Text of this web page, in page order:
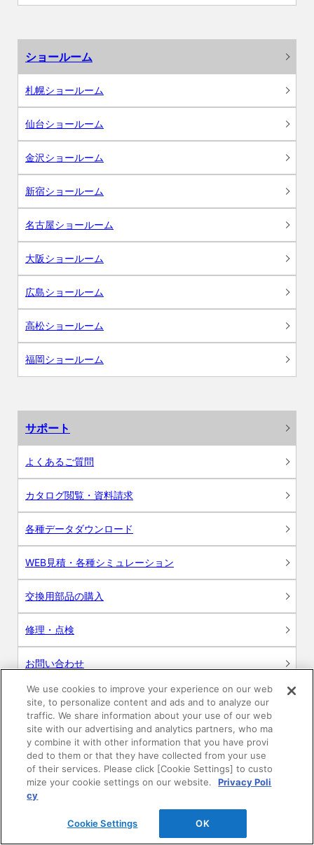
ショールーム
札幌ショールーム
仙台ショールーム
金沢ショールーム
新宿ショールーム
名古屋ショールーム
大阪ショールーム
広島ショールーム
高松ショールーム
福岡ショールーム
サポート
よくあるご質問
カタログ閲覧・資料請求
各種データダウンロード
WEB見積・各種シミュレーション
交換用部品の購入
修理・点検
お問い合わせ
ログイン
建築・設計関係者様向けサイト
ユーザー登録サービス
WEB見積システム
収納プランニングソフト
We use cookies to improve your experience on our web
site, to personalize content and ads and to analyze our
traffic. We share information about your use of our web
site with our advertising and analytics partners, who ma
y combine it with other information that you have provi
ded to them or that they have collected from your use
of their services. Please click [Cookie Settings] to custo
mize your cookie settings on our website.
Privacy Poli
cy
Cookie Settings OK